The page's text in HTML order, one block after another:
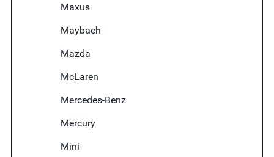
Maxus
Maybach
Mazda
McLaren
Mercedes-Benz
Mercury
Mini